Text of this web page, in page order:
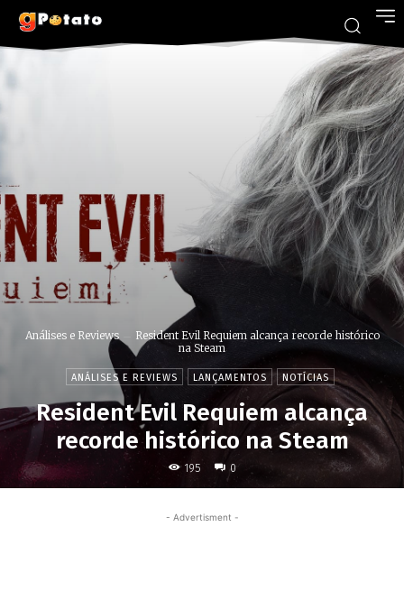
Análises e Reviews
Resident Evil Requiem alcança recorde histórico
na Steam
ANÁLISES E REVIEWS LANÇAMENTOS NOTÍCIAS
Resident Evil Requiem alcança
recorde histórico na Steam
195 0
- Advertisment -